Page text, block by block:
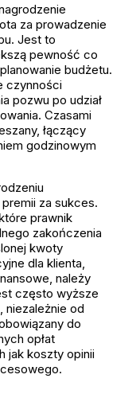
za prowadzenie
Jest to
pewność co
budżetu.
czynności
pozwu po udział
Czasami
łączący
godzinowym
za sukces.
prawnik
zakończenia
kwoty
dla klienta,
należy
często wyższe
niezależnie od
do
opłat
jak koszty opinii